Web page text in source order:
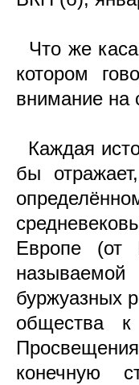
Что же
котором
внимание на
Каждая
бы
Европе (от
буржуазных
общества
конечную